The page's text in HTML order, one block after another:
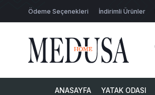
Ödeme Seçenekleri İndirimli Ürünler
ANASAYFA YATAK ODASI